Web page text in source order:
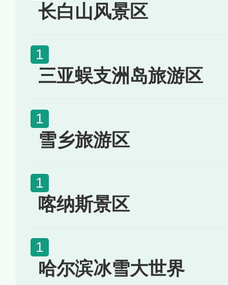
长白山风景区
三亚蜈支洲岛旅游区
雪乡旅游区
喀纳斯景区
哈尔滨冰雪大世界